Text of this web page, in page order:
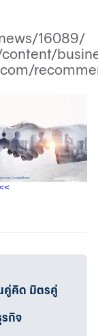
16089/
<<
คู่คิด มิตรคู่
กิจ